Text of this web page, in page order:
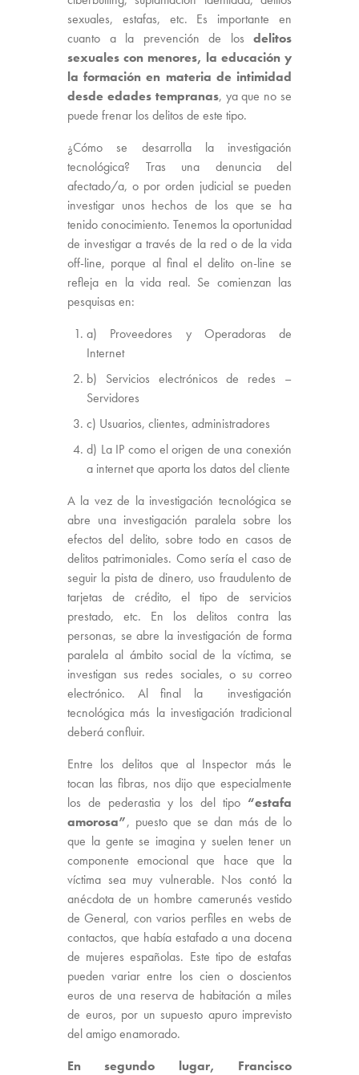
sexuales, estafas, etc. Es importante en
cuanto a la prevención de los delitos
sexuales con menores, la educación y
la formación en materia de intimidad
desde edades tempranas, ya que no se
puede frenar los delitos de este tipo.
¿Cómo se desarrolla la investigación
tecnológica? Tras una denuncia del
afectado/a, o por orden judicial se pueden
investigar unos hechos de los que se ha
tenido conocimiento. Tenemos la oportunidad
de investigar a través de la red o de la vida
off-line, porque al final el delito on-line se
refleja en la vida real. Se comienzan las
pesquisas en:
a) Proveedores y Operadoras de
Internet
b) Servicios electrónicos de redes –
Servidores
c) Usuarios, clientes, administradores
d) La IP como el origen de una conexión
a internet que aporta los datos del cliente
A la vez de la investigación tecnológica se
abre una investigación paralela sobre los
efectos del delito, sobre todo en casos de
delitos patrimoniales. Como sería el caso de
seguir la pista de dinero, uso fraudulento de
tarjetas de crédito, el tipo de servicios
prestado, etc. En los delitos contra las
personas, se abre la investigación de forma
paralela al ámbito social de la víctima, se
investigan sus redes sociales, o su correo
electrónico. Al final la investigación
tecnológica más la investigación tradicional
deberá confluir.
Entre los delitos que al Inspector más le
tocan las fibras, nos dijo que especialmente
los de pederastia y los del tipo “estafa
amorosa”, puesto que se dan más de lo
que la gente se imagina y suelen tener un
componente emocional que hace que la
víctima sea muy vulnerable. Nos contó la
anécdota de un hombre camerunés vestido
de General, con varios perfiles en webs de
contactos, que había estafado a una docena
de mujeres españolas. Este tipo de estafas
pueden variar entre los cien o doscientos
euros de una reserva de habitación a miles
de euros, por un supuesto apuro imprevisto
del amigo enamorado.
En segundo lugar, Francisco